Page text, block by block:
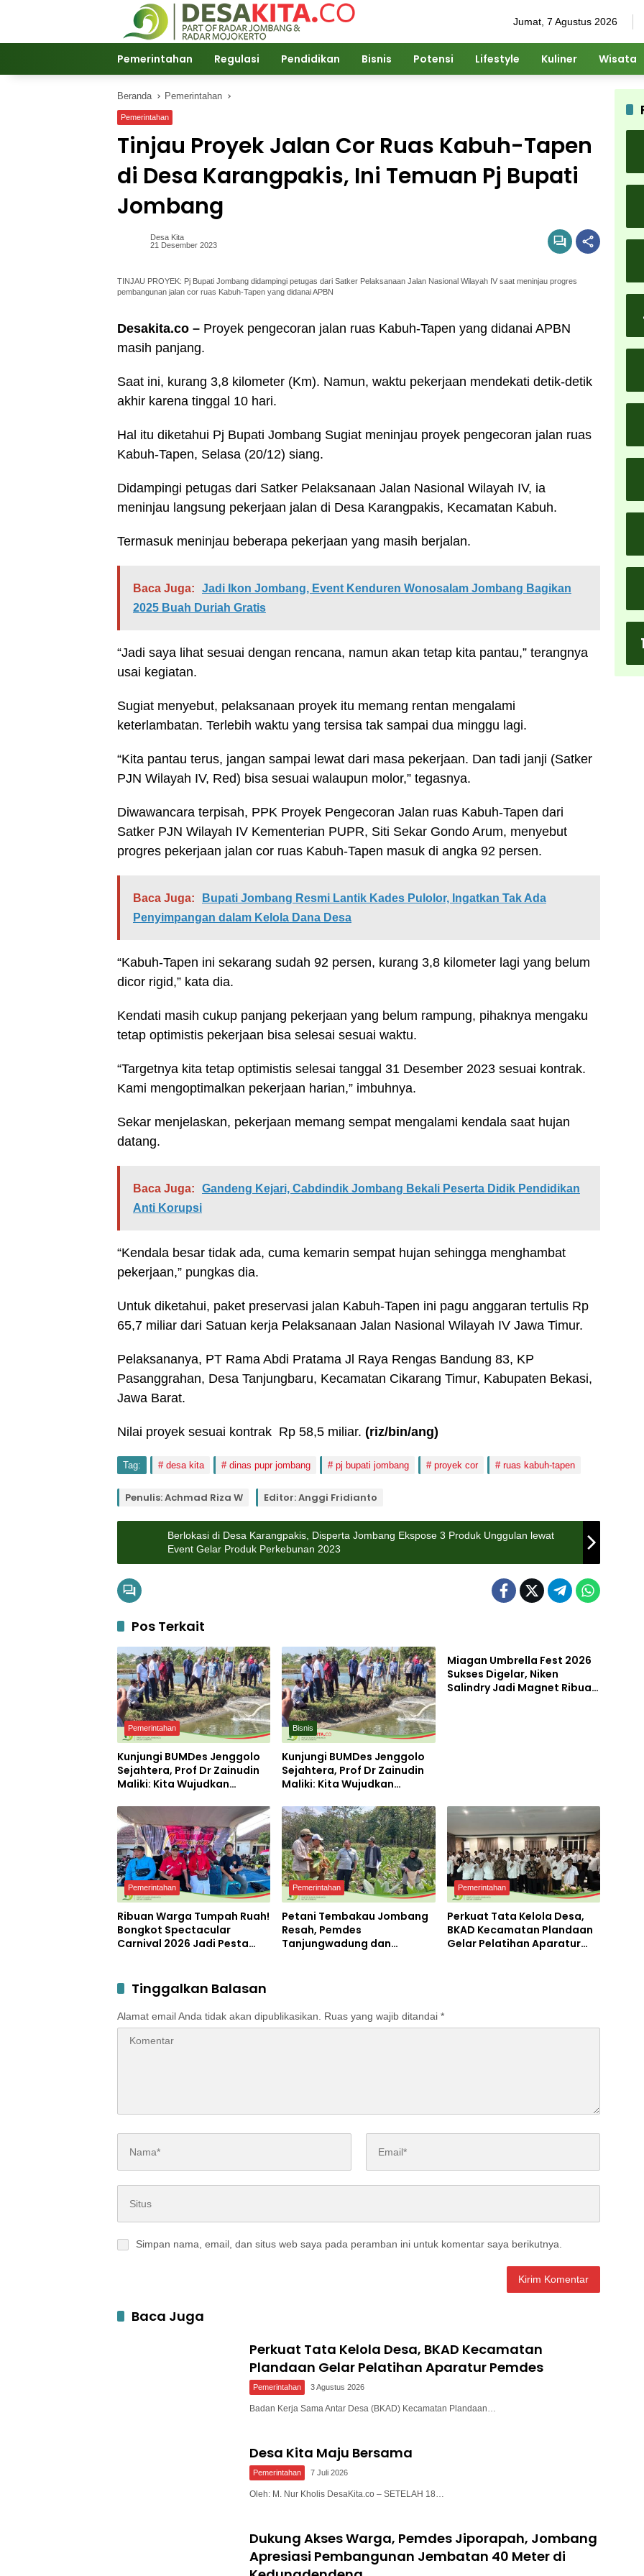
Jumat, 7 Agustus 2026
Pemerintahan Regulasi Pendidikan Bisnis Potensi Lifestyle Kuliner Wisata
Beranda Pemerintahan
Pemerintahan
Tinjau Proyek Jalan Cor Ruas Kabuh-Tapen
di Desa Karangpakis, Ini Temuan Pj Bupati
Jombang
Desa Kita
21 Desember 2023
TINJAU PROYEK: Pj Bupati Jombang didampingi petugas dari Satker Pelaksanaan Jalan Nasional Wilayah IV saat meninjau progres
pembangunan jalan cor ruas Kabuh-Tapen yang didanai APBN
Desakita.co – Proyek pengecoran jalan ruas Kabuh-Tapen yang didanai APBN
masih panjang.
Saat ini, kurang 3,8 kilometer (Km). Namun, waktu pekerjaan mendekati detik-detik
akhir karena tinggal 10 hari.
Hal itu diketahui Pj Bupati Jombang Sugiat meninjau proyek pengecoran jalan ruas
Kabuh-Tapen, Selasa (20/12) siang.
Didampingi petugas dari Satker Pelaksanaan Jalan Nasional Wilayah IV, ia
meninjau langsung pekerjaan jalan di Desa Karangpakis, Kecamatan Kabuh.
Termasuk meninjau beberapa pekerjaan yang masih berjalan.
Baca Juga:
Jadi Ikon Jombang, Event Kenduren Wonosalam Jombang Bagikan
2025 Buah Duriah Gratis
“Jadi saya lihat sesuai dengan rencana, namun akan tetap kita pantau,” terangnya
usai kegiatan.
Sugiat menyebut, pelaksanaan proyek itu memang rentan mengalami
keterlambatan. Terlebih waktu yang tersisa tak sampai dua minggu lagi.
“Kita pantau terus, jangan sampai lewat dari masa pekerjaan. Dan tadi janji (Satker
PJN Wilayah IV, Red) bisa sesuai walaupun molor,” tegasnya.
Diwawancara terpisah, PPK Proyek Pengecoran Jalan ruas Kabuh-Tapen dari
Satker PJN Wilayah IV Kementerian PUPR, Siti Sekar Gondo Arum, menyebut
progres pekerjaan jalan cor ruas Kabuh-Tapen masuk di angka 92 persen.
Baca Juga:
Bupati Jombang Resmi Lantik Kades Pulolor, Ingatkan Tak Ada
Penyimpangan dalam Kelola Dana Desa
“Kabuh-Tapen ini sekarang sudah 92 persen, kurang 3,8 kilometer lagi yang belum
dicor rigid,” kata dia.
Kendati masih cukup panjang pekerjaan yang belum rampung, pihaknya mengaku
tetap optimistis pekerjaan bisa selesai sesuai waktu.
“Targetnya kita tetap optimistis selesai tanggal 31 Desember 2023 sesuai kontrak.
Kami mengoptimalkan pekerjaan harian,” imbuhnya.
Sekar menjelaskan, pekerjaan memang sempat mengalami kendala saat hujan
datang.
Baca Juga:
Gandeng Kejari, Cabdindik Jombang Bekali Peserta Didik Pendidikan
Anti Korupsi
“Kendala besar tidak ada, cuma kemarin sempat hujan sehingga menghambat
pekerjaan,” pungkas dia.
Untuk diketahui, paket preservasi jalan Kabuh-Tapen ini pagu anggaran tertulis Rp
65,7 miliar dari Satuan kerja Pelaksanaan Jalan Nasional Wilayah IV Jawa Timur.
Pelaksananya, PT Rama Abdi Pratama Jl Raya Rengas Bandung 83, KP
Pasanggrahan, Desa Tanjungbaru, Kecamatan Cikarang Timur, Kabupaten Bekasi,
Jawa Barat.
Nilai proyek sesuai kontrak Rp 58,5 miliar. (riz/bin/ang)
Tag: desa kita dinas pupr jombang pj bupati jombang proyek cor ruas kabuh-tapen
Penulis: Achmad Riza W Editor: Anggi Fridianto
Berlokasi di Desa Karangpakis, Disperta Jombang Ekspose 3 Produk Unggulan lewat
Event Gelar Produk Perkebunan 2023
Pos Terkait
Pemerintahan
Kunjungi BUMDes Jenggolo
Sejahtera, Prof Dr Zainudin
Maliki: Kita Wujudkan
dengan Potensi Desa
Bisnis
Kunjungi BUMDes Jenggolo
Sejahtera, Prof Dr Zainudin
Maliki: Kita Wujudkan
dengan Potensi Desa
Miagan Umbrella Fest 2026
Sukses Digelar, Niken
Salindry Jadi Magnet Ribuan
Pemerintahan
Ribuan Warga Tumpah Ruah!
Bongkot Spectacular
Carnival 2026 Jadi Pesta
Pemerintahan
Petani Tembakau Jombang
Resah, Pemdes
Tanjungwadung dan
Pemerintahan
Perkuat Tata Kelola Desa,
BKAD Kecamatan Plandaan
Gelar Pelatihan Aparatur
Tinggalkan Balasan
Alamat email Anda tidak akan dipublikasikan. Ruas yang wajib ditandai *
Simpan nama, email, dan situs web saya pada peramban ini untuk komentar saya berikutnya.
Baca Juga
Perkuat Tata Kelola Desa, BKAD Kecamatan
Plandaan Gelar Pelatihan Aparatur Pemdes
Pemerintahan 3 Agustus 2026
Badan Kerja Sama Antar Desa (BKAD) Kecamatan Plandaan…
Desa Kita Maju Bersama
Pemerintahan 7 Juli 2026
Oleh: M. Nur Kholis DesaKita.co – SETELAH 18…
Dukung Akses Warga, Pemdes Jiporapah, Jombang
Apresiasi Pembangunan Jembatan 40 Meter di